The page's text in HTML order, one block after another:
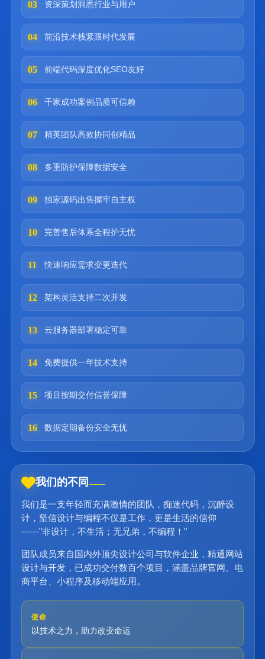
03 资深策划洞悉行业与用户
04 前沿技术栈紧跟时代发展
05 前端代码深度优化SEO友好
06 千家成功案例品质可信赖
07 精英团队高效协同创精品
08 多重防护保障数据安全
09 独家源码出售握牢自主权
10 完善售后体系全程护无忧
11 快速响应需求变更迭代
12 架构灵活支持二次开发
13 云服务器部署稳定可靠
14 免费提供一年技术支持
15 项目按期交付信誉保障
16 数据定期备份安全无忧
我们的不同
我们是一支年轻而充满激情的团队，痴迷代码，沉醉设
计，坚信设计与编程不仅是工作，更是生活的信仰
——"非设计，不生活；无兄弟，不编程！"
团队成员来自国内外顶尖设计公司与软件企业，精通网站
设计与开发，已成功交付数百个项目，涵盖品牌官网、电
商平台、小程序及移动端应用。
使命
以技术之力，助力改变命运